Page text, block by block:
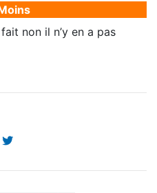
non il n’y en a pas